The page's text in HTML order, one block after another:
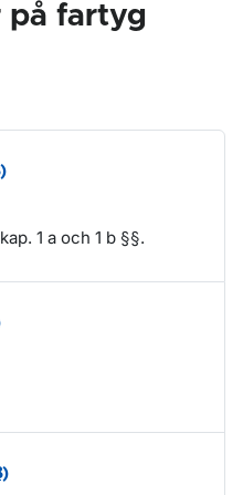
på fartyg
1 a och 1 b §§.